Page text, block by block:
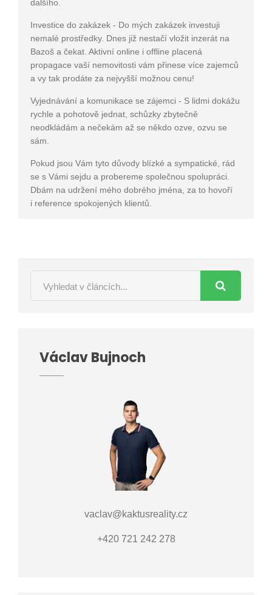
dalšího.
Investice do zakázek - Do mých zakázek investuji
nemalé prostředky. Dnes již nestačí vložit inzerát na
Bazoš a čekat. Aktivní online i offline placená
propagace vaší nemovitosti vám přinese více zajemců
a vy tak prodáte za nejvyšší možnou cenu!
Vyjednávání a komunikace se zájemci - S lidmi dokážu
rychle a pohotově jednat, schůzky zbytečně
neodkládám a nečekám až se někdo ozve, ozvu se
sám.
Pokud jsou Vám tyto důvody blízké a sympatické, rád
se s Vámi sejdu a probereme společnou spolupráci.
Dbám na udržení mého dobrého jména, za to hovoří
i reference spokojených klientů.
Václav Bujnoch
vaclav@kaktusreality.cz
+420 721 242 278